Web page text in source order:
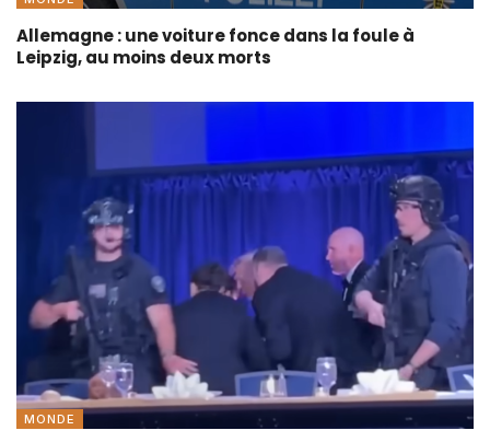
Allemagne : une voiture fonce dans la foule à
Leipzig, au moins deux morts
MONDE